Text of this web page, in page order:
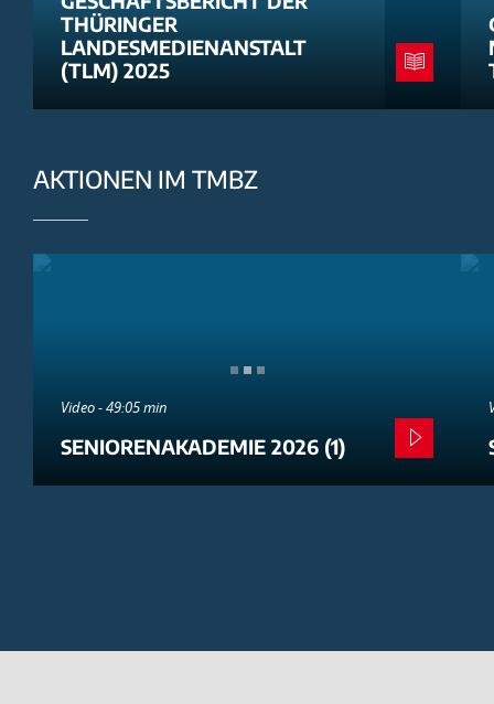
THÜRINGER
LANDESMEDIENANSTALT
(TLM) 2025
AKTIONEN IM TMBZ
Video - 49:05 min
SENIORENAKADEMIE 2026 (1)